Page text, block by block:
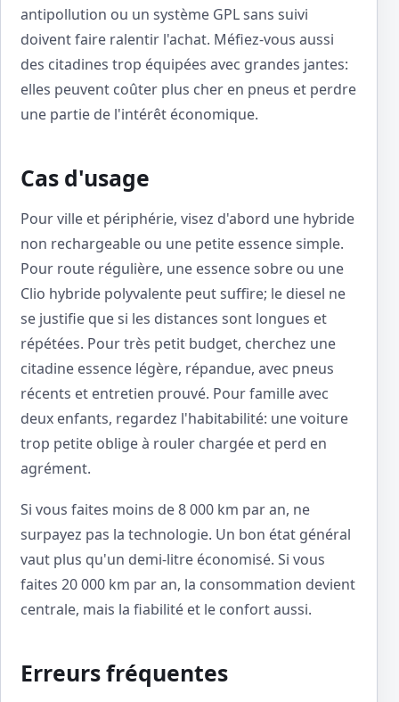
antipollution ou un système GPL sans suivi
doivent faire ralentir l'achat. Méfiez-vous aussi
des citadines trop équipées avec grandes jantes:
elles peuvent coûter plus cher en pneus et perdre
une partie de l'intérêt économique.
Cas d'usage
Pour ville et périphérie, visez d'abord une hybride
non rechargeable ou une petite essence simple.
Pour route régulière, une essence sobre ou une
Clio hybride polyvalente peut suffire; le diesel ne
se justifie que si les distances sont longues et
répétées. Pour très petit budget, cherchez une
citadine essence légère, répandue, avec pneus
récents et entretien prouvé. Pour famille avec
deux enfants, regardez l'habitabilité: une voiture
trop petite oblige à rouler chargée et perd en
agrément.
Si vous faites moins de 8 000 km par an, ne
surpayez pas la technologie. Un bon état général
vaut plus qu'un demi-litre économisé. Si vous
faites 20 000 km par an, la consommation devient
centrale, mais la fiabilité et le confort aussi.
Erreurs fréquentes